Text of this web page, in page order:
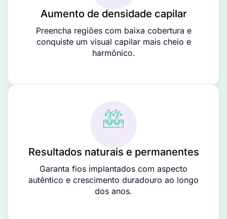
Aumento de densidade capilar
Preencha regiões com baixa cobertura e
conquiste um visual capilar mais cheio e
harmônico.
Resultados naturais e permanentes
Garanta fios implantados com aspecto
autêntico e crescimento duradouro ao longo
dos anos.